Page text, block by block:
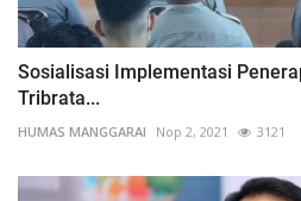
Sosialisasi Implementasi
Tribrata...
HUMAS MANGGARAI Nop 2, 2021 3121